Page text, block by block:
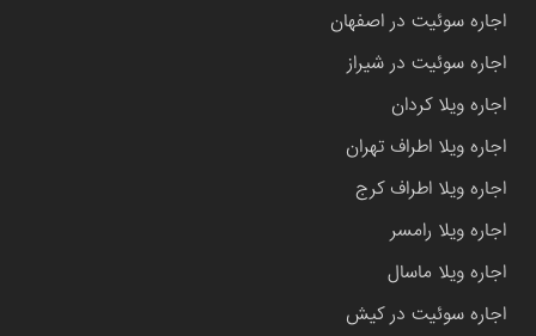
اجاره سوئیت در اصفهان
اجاره سوئیت در شیراز
اجاره ویلا کردان
اجاره ویلا اطراف تهران
اجاره ویلا اطراف کرج
اجاره ویلا رامسر
اجاره ویلا ماسال
اجاره سوئیت در کیش